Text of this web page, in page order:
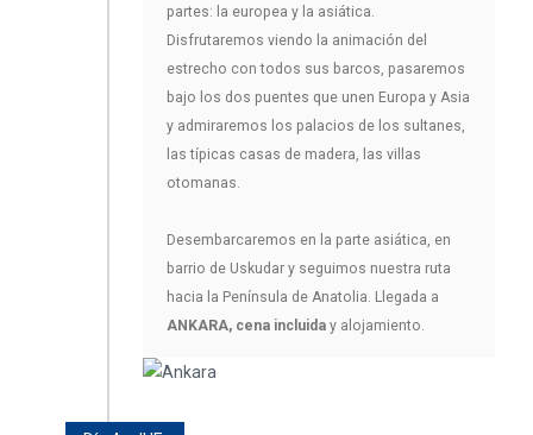
partes: la europea y la asiática.
Disfrutaremos viendo la animación del
estrecho con todos sus barcos, pasaremos
bajo los dos puentes que unen Europa y Asia
y admiraremos los palacios de los sultanes,
las típicas casas de madera, las villas
otomanas.
Desembarcaremos en la parte asiática, en
barrio de Uskudar y seguimos nuestra ruta
hacia la Península de Anatolia. Llegada a
ANKARA, cena incluida y alojamiento.